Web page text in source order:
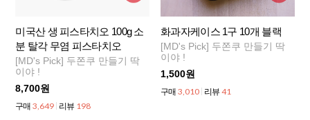
미국산 생 피스타치오 100g 소
분 탈각 무염 피스타치오
[MD's Pick] 두쫀쿠 만들기 딱
이야 !
8,700원
구매 3,649 리뷰 198
화과자케이스 1구 10개 블랙
[MD's Pick] 두쫀쿠 만들기 딱
이야 !
1,500원
구매 3,010 리뷰 41